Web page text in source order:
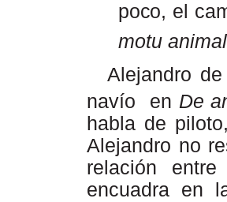
poco, el
motu
Alejandro
navío
en De
habla de piloto,
Alejandro no
relación
entre
encuadra en